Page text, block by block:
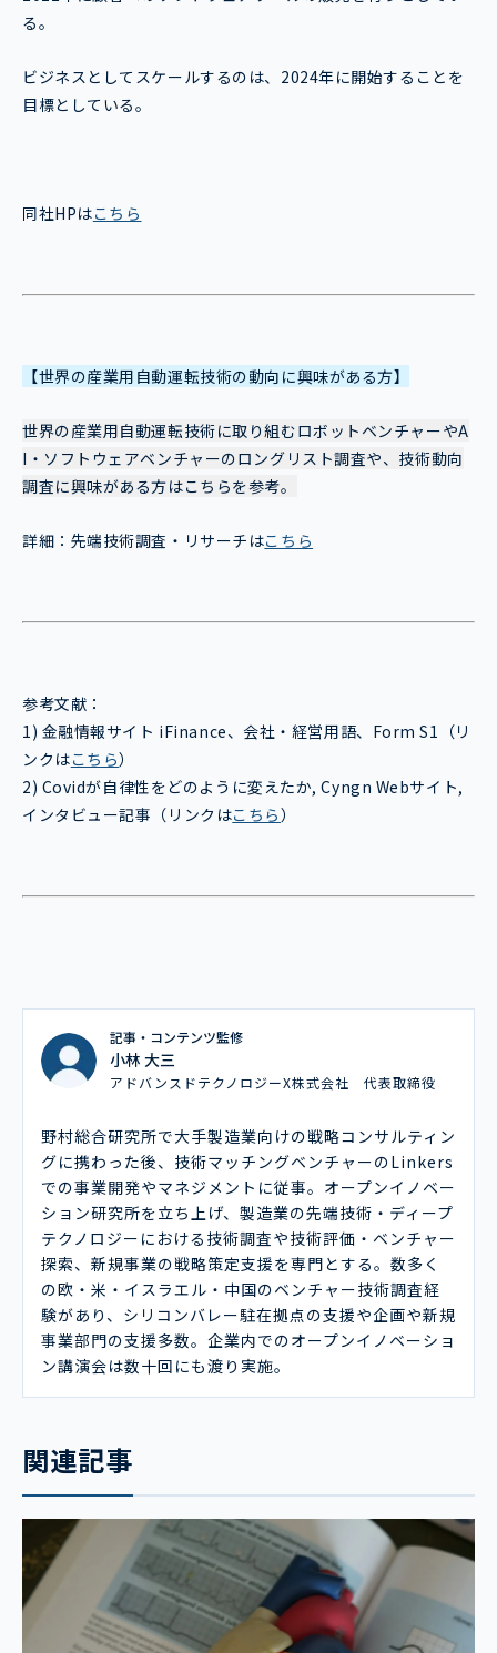
る。
ビジネスとしてスケールするのは、2024年に開始することを
目標としている。
同社HPはこちら
【世界の産業用自動運転技術の動向に興味がある方】
世界の産業用自動運転技術に取り組むロボットベンチャーやA
I・ソフトウェアベンチャーのロングリスト調査や、技術動向
調査に興味がある方はこちらを参考。
詳細：先端技術調査・リサーチはこちら
参考文献：
1) 金融情報サイト iFinance、会社・経営用語、Form S1（リ
ンクはこちら）
2) Covidが自律性をどのように変えたか, Cyngn Webサイト,
インタビュー記事（リンクはこちら）
記事・コンテンツ監修
小林 大三
アドバンスドテクノロジーX株式会社 代表取締役
野村総合研究所で大手製造業向けの戦略コンサルティン
グに携わった後、技術マッチングベンチャーのLinkers
での事業開発やマネジメントに従事。オープンイノベー
ション研究所を立ち上げ、製造業の先端技術・ディープ
テクノロジーにおける技術調査や技術評価・ベンチャー
探索、新規事業の戦略策定支援を専門とする。数多く
の欧・米・イスラエル・中国のベンチャー技術調査経
験があり、シリコンバレー駐在拠点の支援や企画や新規
事業部門の支援多数。企業内でのオープンイノベーショ
ン講演会は数十回にも渡り実施。
関連記事